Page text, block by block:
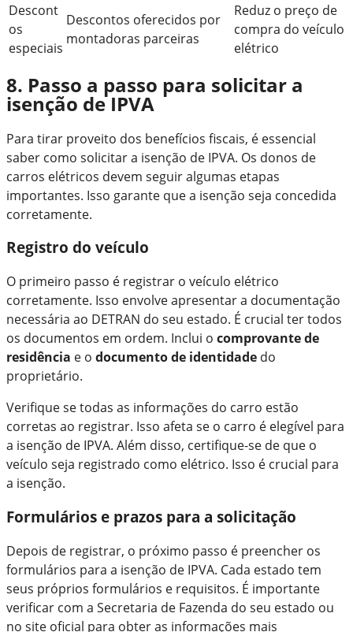
Descont
os
especiais
Descontos oferecidos por
montadoras parceiras
Reduz o preço de
compra do veículo
elétrico
8. Passo a passo para solicitar a
isenção de IPVA
Para tirar proveito dos benefícios fiscais, é essencial
saber como solicitar a isenção de IPVA. Os donos de
carros elétricos devem seguir algumas etapas
importantes. Isso garante que a isenção seja concedida
corretamente.
Registro do veículo
O primeiro passo é registrar o veículo elétrico
corretamente. Isso envolve apresentar a documentação
necessária ao DETRAN do seu estado. É crucial ter todos
os documentos em ordem. Inclui o comprovante de
residência e o documento de identidade do
proprietário.
Verifique se todas as informações do carro estão
corretas ao registrar. Isso afeta se o carro é elegível para
a isenção de IPVA. Além disso, certifique-se de que o
veículo seja registrado como elétrico. Isso é crucial para
a isenção.
Formulários e prazos para a solicitação
Depois de registrar, o próximo passo é preencher os
formulários para a isenção de IPVA. Cada estado tem
seus próprios formulários e requisitos. É importante
verificar com a Secretaria de Fazenda do seu estado ou
no site oficial para obter as informações mais